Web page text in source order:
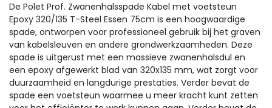
De Polet Prof. Zwanenhalsspade Kabel met voetsteun
Epoxy 320/135 T-Steel Essen 75cm is een hoogwaardige
spade, ontworpen voor professioneel gebruik bij het graven
van kabelsleuven en andere grondwerkzaamheden. Deze
spade is uitgerust met een massieve zwanenhalsdul en
een epoxy afgewerkt blad van 320x135 mm, wat zorgt voor
duurzaamheid en langdurige prestaties. Verder bevat de
spade een voetsteun waarmee u meer kracht kunt zetten